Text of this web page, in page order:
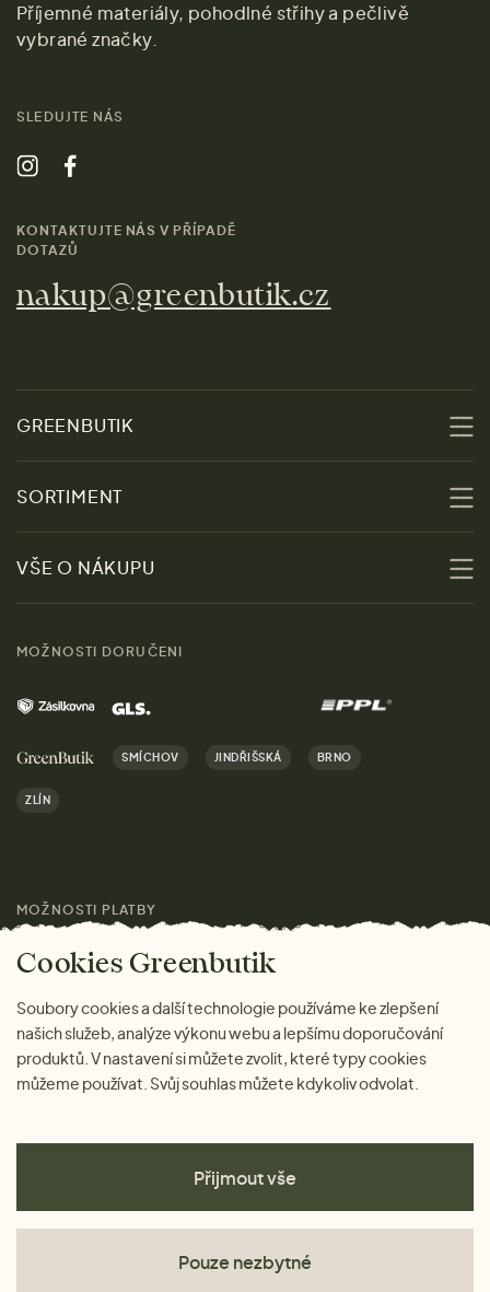
Příjemné materiály, pohodlné střihy a pečlivě
vybrané značky.
SLEDUJTE NÁS
KONTAKTUJTE NÁS V PŘÍPADĚ
DOTAZŮ
nakup@greenbutik.cz
GREENBUTIK
Udržitelnost
Obchody
Kontakt
Kariéra
Značky
Magazín
SORTIMENT
Slevy
Ženy
Muži
Domov
Dárky
VŠE O NÁKUPU
Výhody nákupu u nás
MOŽNOSTI DORUČENI
SMÍCHOV JINDŘIŠSKÁ BRNO
ZLÍN
MOŽNOSTI PLATBY
Cookies Greenbutik
Soubory cookies a další technologie používáme ke zlepšení
našich služeb, analýze výkonu webu a lepšímu doporučování
produktů. V nastavení si můžete zvolit, které typy cookies
můžeme používat. Svůj souhlas můžete kdykoliv odvolat.
Přijmout vše
Pouze nezbytné